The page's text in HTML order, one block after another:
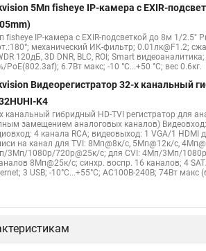
5Мп fisheye IP-камера c EXIR-
fisheye IP-камера c EXIR-подсветкой до 8м 1/2.5"
механический ИК-фильтр; 0.01лк@F1.2;
120дБ, 3D DNR, BLC, ROI; Smart
PoE(802.3af); 6.7Вт макс; -10 °C...+50 °C; вес 0.6кг.
Видеорегистратор 32-х канальный
K4
канальный гибридный HD-TVI регистратор для
замещением аналоговых каналов)
4 канала RCA; видеовыход: 1 VGA/1 HDMI
на канал для TVI: 8Мп@8к/с, 5Мп@12к/с,
3Мп/1080p/720p@25к/с; для CVI: 4Мп/3Мп/
8Мп@25к/с; синхр. воспр. 16 каналов; 4
3 USB; -10°C...+55°C; АC100В-240В; 74Вт макс